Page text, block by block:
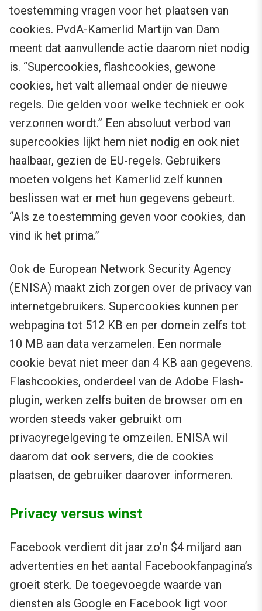
toestemming vragen voor het plaatsen van
cookies. PvdA-Kamerlid Martijn van Dam
meent dat aanvullende actie daarom niet nodig
is. “Supercookies, flashcookies, gewone
cookies, het valt allemaal onder de nieuwe
regels. Die gelden voor welke techniek er ook
verzonnen wordt.” Een absoluut verbod van
supercookies lijkt hem niet nodig en ook niet
haalbaar, gezien de EU-regels. Gebruikers
moeten volgens het Kamerlid zelf kunnen
beslissen wat er met hun gegevens gebeurt.
“Als ze toestemming geven voor cookies, dan
vind ik het prima.”
Ook de European Network Security Agency
(ENISA) maakt zich zorgen over de privacy van
internetgebruikers. Supercookies kunnen per
webpagina tot 512 KB en per domein zelfs tot
10 MB aan data verzamelen. Een normale
cookie bevat niet meer dan 4 KB aan gegevens.
Flashcookies, onderdeel van de Adobe Flash-
plugin, werken zelfs buiten de browser om en
worden steeds vaker gebruikt om
privacyregelgeving te omzeilen. ENISA wil
daarom dat ook servers, die de cookies
plaatsen, de gebruiker daarover informeren.
Privacy versus winst
Facebook verdient dit jaar zo’n $4 miljard aan
advertenties en het aantal Facebookfanpagina’s
groeit sterk. De toegevoegde waarde van
diensten als Google en Facebook ligt voor